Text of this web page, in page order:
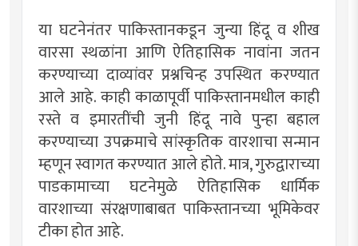
या घटनेनंतर पाकिस्तानकडून जुन्या हिंदू व शीख
वारसा स्थळांना आणि ऐतिहासिक नावांना जतन
करण्याच्या दाव्यांवर प्रश्नचिन्ह उपस्थित करण्यात
आले आहे. काही काळापूर्वी पाकिस्तानमधील काही
रस्ते व इमारतींची जुनी हिंदू नावे पुन्हा बहाल
करण्याच्या उपक्रमाचे सांस्कृतिक वारशाचा सन्मान
म्हणून स्वागत करण्यात आले होते. मात्र, गुरुद्वाराच्या
पाडकामाच्या घटनेमुळे ऐतिहासिक धार्मिक
वारशाच्या संरक्षणाबाबत पाकिस्तानच्या भूमिकेवर
टीका होत आहे.